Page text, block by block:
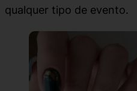
qualquer tipo de evento.